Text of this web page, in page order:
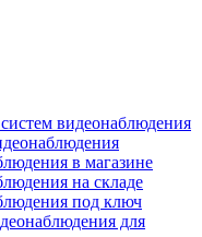
видеонаблюдения
в магазине
на складе
под ключ
для